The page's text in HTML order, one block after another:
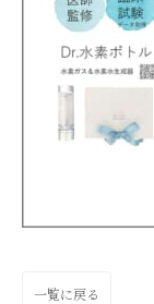
一覧に戻る